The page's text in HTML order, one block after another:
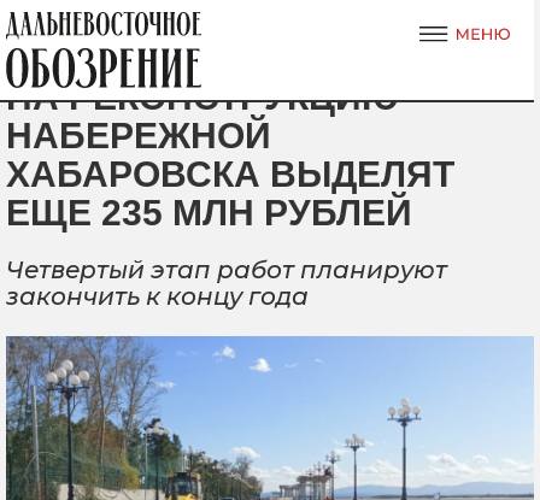
НА РЕКОНСТРУКЦИЮ
НАБЕРЕЖНОЙ
ХАБАРОВСКА ВЫДЕЛЯТ
ЕЩЕ 235 МЛН РУБЛЕЙ
Четвертый этап работ планируют
закончить к концу года